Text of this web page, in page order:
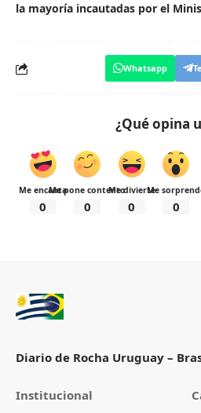
la mayoría incautadas por el
Whatsapp
¿Qué opina
Me encanta
0
Me pone contento
0
Me divierte
0
Me
0
Diario de Rocha Uruguay –
Institucional